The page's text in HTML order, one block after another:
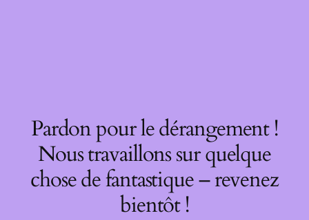
Pardon pour le dérangement !
Nous travaillons sur quelque
chose de fantastique – revenez
bientôt !